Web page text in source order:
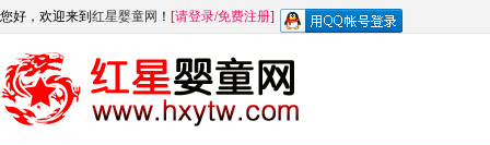
您好，欢迎来到 红星婴童网 ！ [请登录/免费注册]